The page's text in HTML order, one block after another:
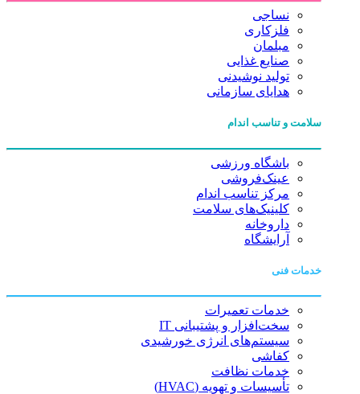
نساجی
فلزکاری
مبلمان
صنایع غذایی
تولید نوشیدنی
هدایای سازمانی
سلامت و تناسب اندام
باشگاه ورزشی
عینک‌فروشی
مرکز تناسب اندام
کلینیک‌های سلامت
داروخانه
آرایشگاه
خدمات فنی
خدمات تعمیرات
سخت‌افزار و پشتیبانی IT
سیستم‌های انرژی خورشیدی
کفاشی
خدمات نظافت
تأسیسات و تهویه (HVAC)